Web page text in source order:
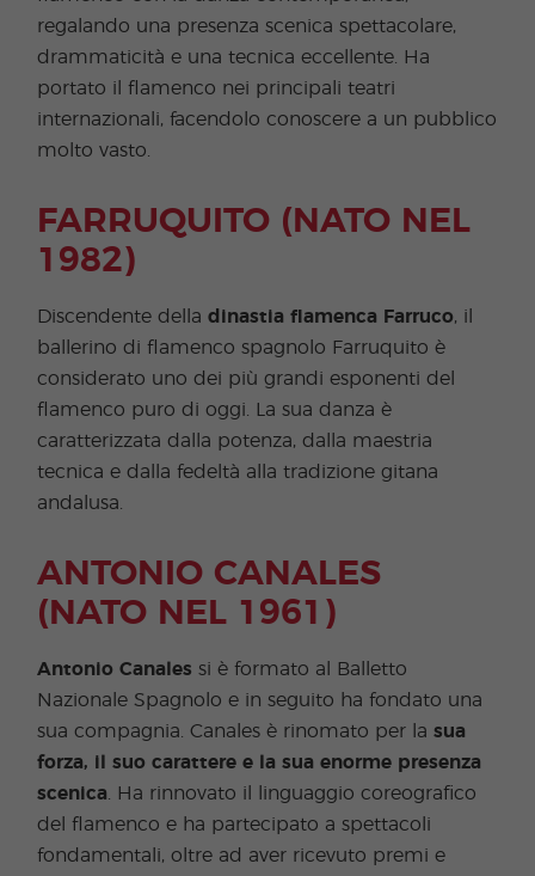
regalando una presenza scenica spettacolare,
drammaticità e una tecnica eccellente. Ha
portato il flamenco nei principali teatri
internazionali, facendolo conoscere a un pubblico
molto vasto.
FARRUQUITO (NATO NEL
1982)
Discendente delladinastia flamenca Farruco, il
ballerino di flamenco spagnolo Farruquito è
considerato uno dei più grandi esponenti del
flamenco puro di oggi. La sua danza è
caratterizzata dalla potenza, dalla maestria
tecnica e dalla fedeltà alla tradizione gitana
andalusa.
ANTONIO CANALES
(NATO NEL 1961)
Antonio Canales si è formato al Balletto
Nazionale Spagnolo e in seguito ha fondato una
sua compagnia. Canales è rinomato per lasua
forza, il suo carattere e la sua enorme presenza
scenica . Ha rinnovato il linguaggio coreografico
del flamenco e ha partecipato a spettacoli
fondamentali, oltre ad aver ricevuto premi e